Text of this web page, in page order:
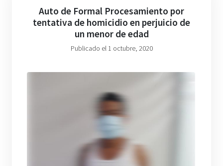
Auto de Formal Procesamiento por
tentativa de homicidio en perjuicio de
un menor de edad
Publicado el 1 octubre, 2020